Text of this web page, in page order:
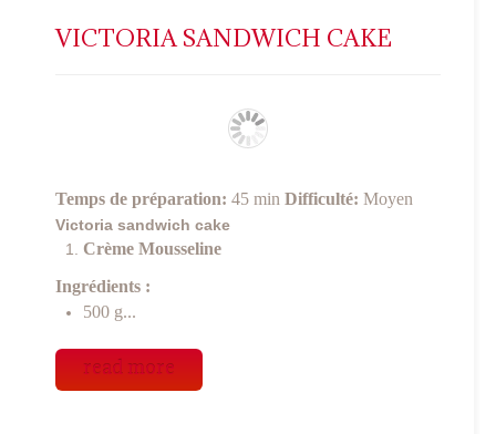
VICTORIA SANDWICH CAKE
Temps de préparation: 45 min Difficulté: Moyen
Victoria sandwich cake
Crème Mousseline
Ingrédients :
500 g...
read more